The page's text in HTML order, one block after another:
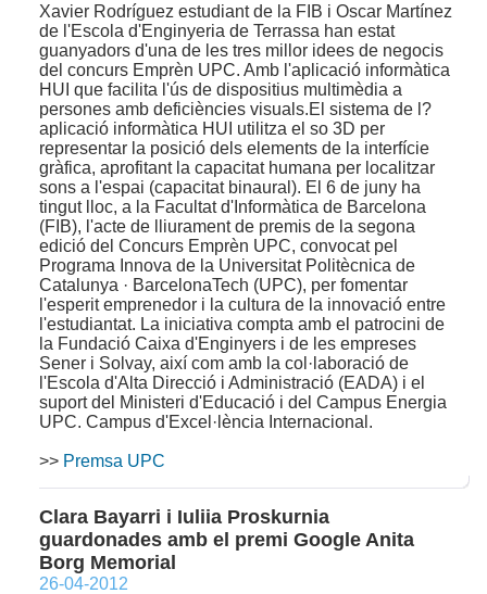
Xavier Rodríguez estudiant de la FIB i Oscar Martínez
de l'Escola d'Enginyeria de Terrassa han estat
guanyadors d'una de les tres millor idees de negocis
del concurs Emprèn UPC. Amb l'aplicació informàtica
HUI que facilita l'ús de dispositius multimèdia a
persones amb deficiències visuals.El sistema de l?
aplicació informàtica HUI utilitza el so 3D per
representar la posició dels elements de la interfície
gràfica, aprofitant la capacitat humana per localitzar
sons a l'espai (capacitat binaural). El 6 de juny ha
tingut lloc, a la Facultat d'Informàtica de Barcelona
(FIB), l'acte de lliurament de premis de la segona
edició del Concurs Emprèn UPC, convocat pel
Programa Innova de la Universitat Politècnica de
Catalunya · BarcelonaTech (UPC), per fomentar
l'esperit emprenedor i la cultura de la innovació entre
l'estudiantat. La iniciativa compta amb el patrocini de
la Fundació Caixa d'Enginyers i de les empreses
Sener i Solvay, així com amb la col·laboració de
l'Escola d'Alta Direcció i Administració (EADA) i el
suport del Ministeri d'Educació i del Campus Energia
UPC. Campus d'Excel·lència Internacional.
>> Premsa UPC
Clara Bayarri i Iuliia Proskurnia
guardonades amb el premi Google Anita
Borg Memorial
26-04-2012